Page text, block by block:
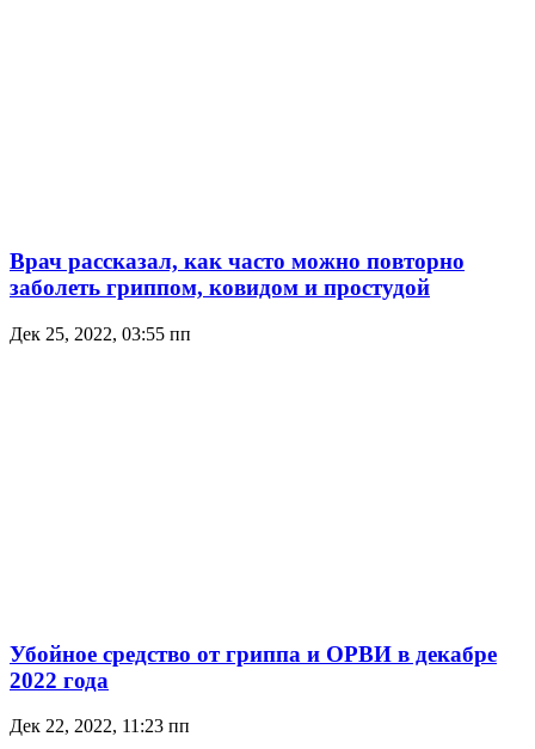
Врач рассказал, как часто можно повторно
заболеть гриппом, ковидом и простудой
Дек 25, 2022, 03:55 пп
Убойное средство от гриппа и ОРВИ в декабре
2022 года
Дек 22, 2022, 11:23 пп